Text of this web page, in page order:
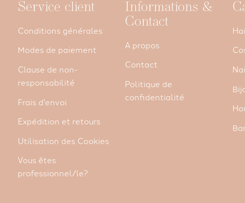
Service client
Conditions générales
Modes de paiement
Clause de non-
responsabilité
Frais d'envoi
Expédition et retours
Utilisation des Cookies
Vous êtes
professionnel/le?
Informations &
Contact
A propos
Contact
Politique de
confidentialité